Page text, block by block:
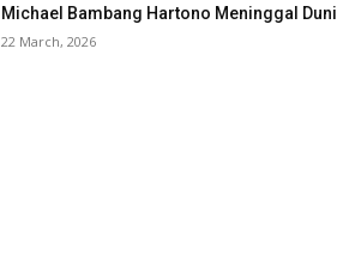
Michael Bambang Hartono Meninggal
22 March, 2026